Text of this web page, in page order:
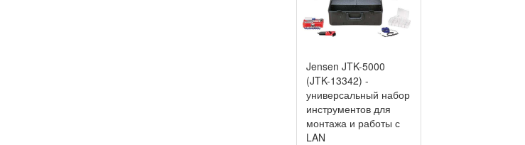
Jensen JTK-5000
(JTK-13342) -
универсальный набор
инструментов для
монтажа и работы с
LAN